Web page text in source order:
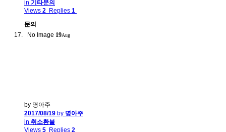
in 기타문의
Views 2 Replies 1
문의
No Image 19Aug
by 명아주
2017/08/19 by 명아주
in 취소환불
Views 5 Replies 2